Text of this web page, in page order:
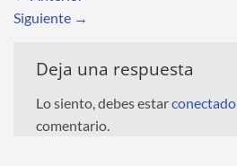
Siguiente →
Deja una respuesta
Lo siento, debes estarconectado
comentario.